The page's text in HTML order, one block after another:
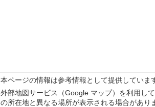
本ページの情報は参考情報として提供していま
外部地図サービス（Google マップ）を利用し
の所在地と異なる場所が表示される場合があり